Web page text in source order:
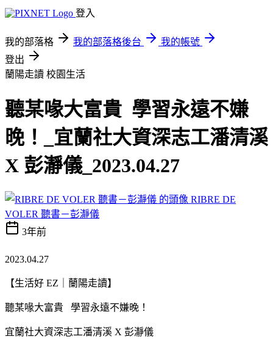
登入
我的部落格 我的部落格後台
我的帳號
登出
蘭陽走讀 校園生活
聽某喙大富貴 學習永遠不嫌
晚！_宜蘭社大資深志工潘清溪
X 彭瀞儀_2023.04.27
RIBRE DE
VOLER 聽書－彭瀞儀
3年前
2023.04.27
【生活好 EZ｜蘭陽走讀】
聽某喙大富貴 學習永遠不嫌晚！
宜蘭社大資深志工潘清溪 X 彭瀞儀